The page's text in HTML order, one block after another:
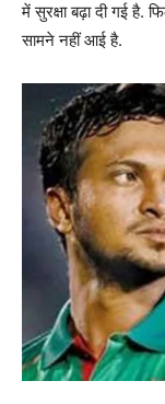
में सुरक्षा बढ़ा दी गई है.
सामने नहीं आई है.